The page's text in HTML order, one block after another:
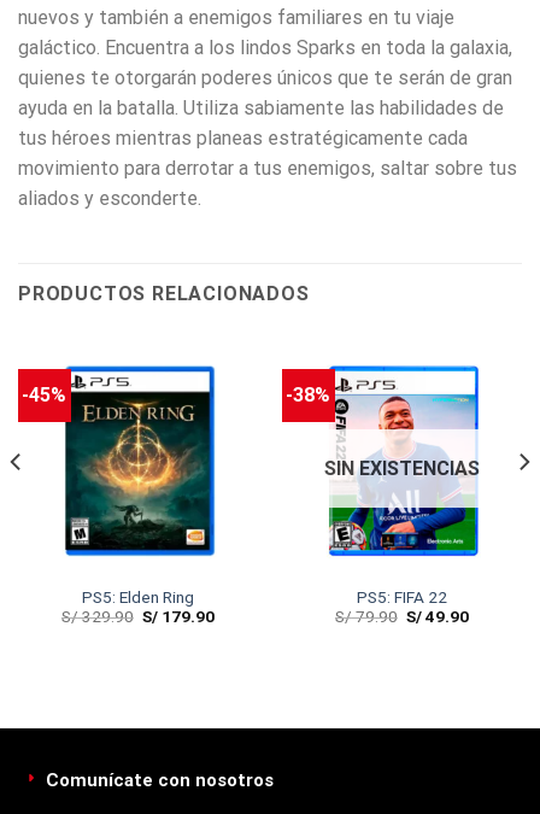
nuevos y también a enemigos familiares en tu viaje
galáctico. Encuentra a los lindos Sparks en toda la galaxia,
quienes te otorgarán poderes únicos que te serán de gran
ayuda en la batalla. Utiliza sabiamente las habilidades de
tus héroes mientras planeas estratégicamente cada
movimiento para derrotar a tus enemigos, saltar sobre tus
aliados y esconderte.
PRODUCTOS RELACIONADOS
-45%
PS5: Elden Ring
S/329.90 S/ 179.90
-38%
SIN EXISTENCIAS
PS5: FIFA 22
S/79.90 S/49.90
Comunícate con nosotros